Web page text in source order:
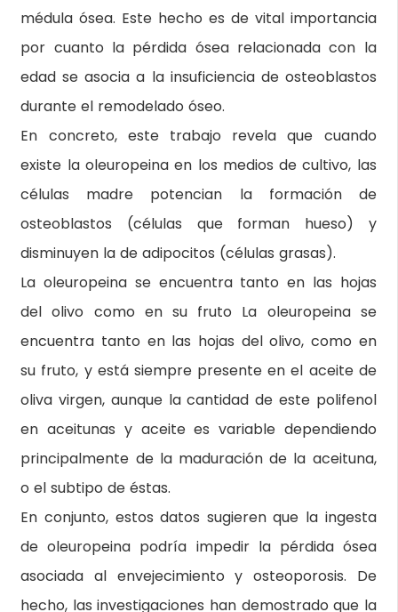
médula ósea. Este hecho es de vital importancia
por cuanto la pérdida ósea relacionada con la
edad se asocia a la insuficiencia de osteoblastos
durante el remodelado óseo.
En concreto, este trabajo revela que cuando
existe la oleuropeina en los medios de cultivo, las
células madre potencian la formación de
osteoblastos (células que forman hueso) y
disminuyen la de adipocitos (células grasas).
La oleuropeina se encuentra tanto en las hojas
del olivo como en su fruto La oleuropeina se
encuentra tanto en las hojas del olivo, como en
su fruto, y está siempre presente en el aceite de
oliva virgen, aunque la cantidad de este polifenol
en aceitunas y aceite es variable dependiendo
principalmente de la maduración de la aceituna,
o el subtipo de éstas.
En conjunto, estos datos sugieren que la ingesta
de oleuropeina podría impedir la pérdida ósea
asociada al envejecimiento y osteoporosis. De
hecho, las investigaciones han demostrado que la